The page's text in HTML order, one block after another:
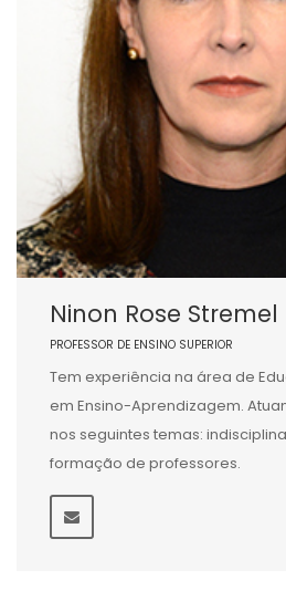
Ninon Rose Stremel
PROFESSOR DE ENSINO SUPERIOR
Tem experiência na área de
em Ensino-Aprendizagem.
nos seguintes temas:
formação de professores.